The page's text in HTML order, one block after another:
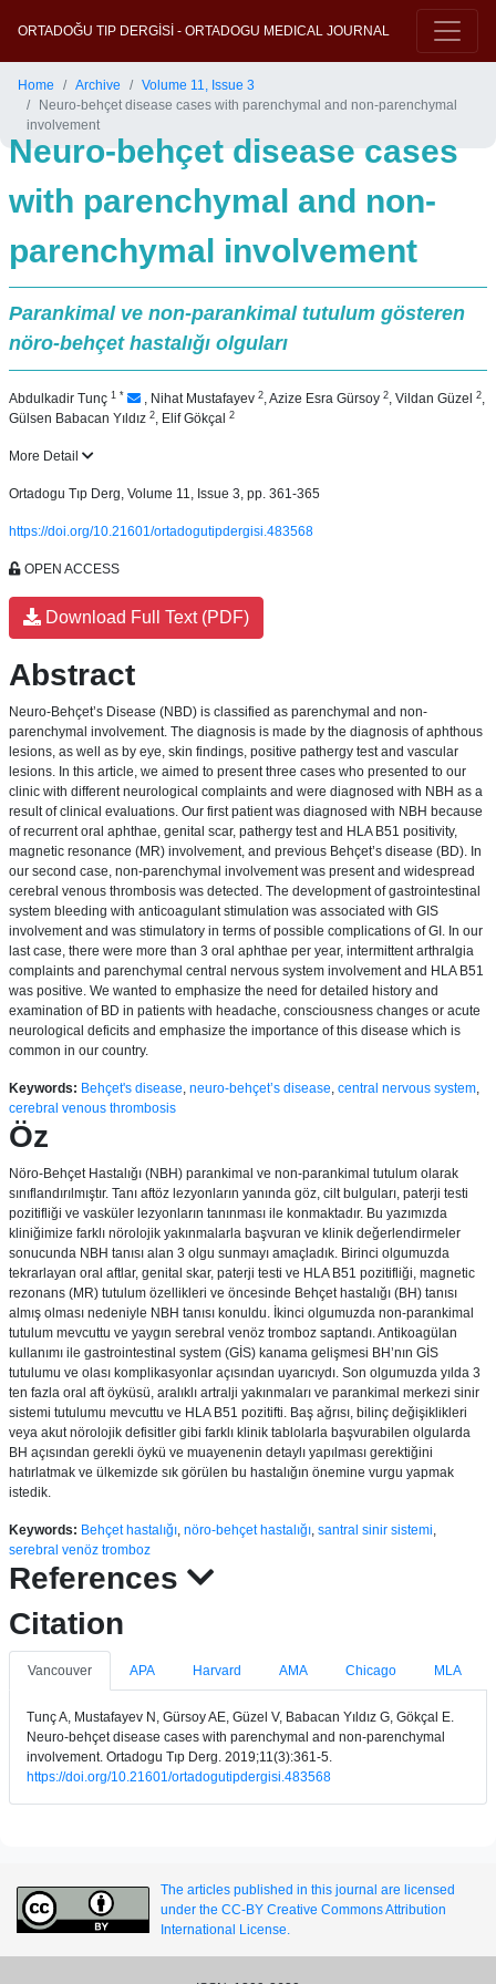
ORTADOĞU TIP DERGİSİ - ORTADOGU MEDICAL JOURNAL
Home Archive
Volume 11, Issue 3
Neuro-behçet disease cases with parenchymal and non-parenchymal
involvement
Neuro-behçet disease cases
with parenchymal and non-
parenchymal involvement
Parankimal ve non-parankimal tutulum gösteren
nöro-behçet hastalığı olguları
Abdulkadir Tunç 1 * , Nihat Mustafayev 2,Azize Esra Gürsoy 2, Vildan Güzel 2,
Gülsen Babacan Yıldız 2, Elif Gökçal 2
More Detail
Ortadogu Tıp Derg, Volume 11, Issue 3, pp. 361-365
https://doi.org/10.21601/ortadogutipdergisi.483568
OPEN ACCESS
Download Full Text (PDF)
Abstract
Neuro-Behçet’s Disease (NBD) is classified as parenchymal and non-
parenchymal involvement. The diagnosis is made by the diagnosis of aphthous
lesions, as well as by eye, skin findings, positive pathergy test and vascular
lesions. In this article, we aimed to present three cases who presented to our
clinic with different neurological complaints and were diagnosed with NBH as a
result of clinical evaluations. Our first patient was diagnosed with NBH because
of recurrent oral aphthae, genital scar, pathergy test and HLA B51 positivity,
magnetic resonance (MR) involvement, and previous Behçet’s disease (BD). In
our second case, non-parenchymal involvement was present and widespread
cerebral venous thrombosis was detected. The development of gastrointestinal
system bleeding with anticoagulant stimulation was associated with GIS
involvement and was stimulatory in terms of possible complications of GI. In our
last case, there were more than 3 oral aphthae per year, intermittent arthralgia
complaints and parenchymal central nervous system involvement and HLA B51
was positive. We wanted to emphasize the need for detailed history and
examination of BD in patients with headache, consciousness changes or acute
neurological deficits and emphasize the importance of this disease which is
common in our country.
Keywords: Behçet's disease, neuro-behçet’s disease, central nervous system,
cerebral venous thrombosis
Öz
Nöro-Behçet Hastalığı (NBH) parankimal ve non-parankimal tutulum olarak
sınıflandırılmıştır. Tanı aftöz lezyonların yanında göz, cilt bulguları, paterji testi
pozitifliği ve vasküler lezyonların tanınması ile konmaktadır. Bu yazımızda
kliniğimize farklı nörolojik yakınmalarla başvuran ve klinik değerlendirmeler
sonucunda NBH tanısı alan 3 olgu sunmayı amaçladık. Birinci olgumuzda
tekrarlayan oral aftlar, genital skar, paterji testi ve HLA B51 pozitifliği, magnetic
rezonans (MR) tutulum özellikleri ve öncesinde Behçet hastalığı (BH) tanısı
almış olması nedeniyle NBH tanısı konuldu. İkinci olgumuzda non-parankimal
tutulum mevcuttu ve yaygın serebral venöz tromboz saptandı. Antikoagülan
kullanımı ile gastrointestinal system (GİS) kanama gelişmesi BH’nın GİS
tutulumu ve olası komplikasyonlar açısından uyarıcıydı. Son olgumuzda yılda 3
ten fazla oral aft öyküsü, aralıklı artralji yakınmaları ve parankimal merkezi sinir
sistemi tutulumu mevcuttu ve HLA B51 pozitifti. Baş ağrısı, bilinç değişiklikleri
veya akut nörolojik defisitler gibi farklı klinik tablolarla başvurabilen olgularda
BH açısından gerekli öykü ve muayenenin detaylı yapılması gerektiğini
hatırlatmak ve ülkemizde sık görülen bu hastalığın önemine vurgu yapmak
istedik.
Keywords: Behçet hastalığı, nöro-behçet hastalığı, santral sinir sistemi,
serebral venöz tromboz
References
Citation
Vancouver APA Harvard AMA Chicago MLA
Tunç A, Mustafayev N, Gürsoy AE, Güzel V, Babacan Yıldız G, Gökçal E.
Neuro-behçet disease cases with parenchymal and non-parenchymal
involvement. Ortadogu Tıp Derg. 2019;11(3):361-5.
https://doi.org/10.21601/ortadogutipdergisi.483568
The articles published in this journal are licensed
under the CC-BY Creative Commons Attribution
International License.